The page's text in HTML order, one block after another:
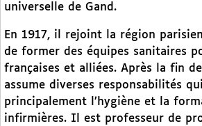
universelle de Gand.
En 1917, il rejoint la région
de former des équipes sanitaires
françaises et alliées. Après la fin
assume diverses responsabilités
principalement l’hygiène et la
infirmières. Il est professeur de